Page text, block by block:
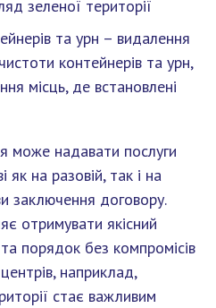
зеленої території
та урн – видалення
контейнерів та урн,
місць, де встановлені
може надавати послуги
як на разовій, так і на
заключення договору.
отримувати якісний
порядок без компромісів
наприклад,
стає важливим